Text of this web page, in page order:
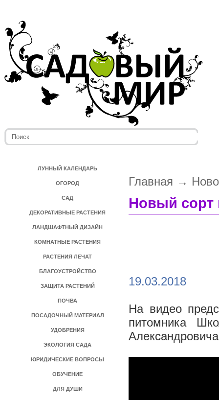
ЛУННЫЙ КАЛЕНДАРЬ
ОГОРОД
САД
ДЕКОРАТИВНЫЕ РАСТЕНИЯ
ЛАНДШАФТНЫЙ ДИЗАЙН
КОМНАТНЫЕ РАСТЕНИЯ
РАСТЕНИЯ ЛЕЧАТ
БЛАГОУСТРОЙСТВО
ЗАЩИТА РАСТЕНИЙ
ПОЧВА
ПОСАДОЧНЫЙ МАТЕРИАЛ
УДОБРЕНИЯ
ЭКОЛОГИЯ САДА
ЮРИДИЧЕСКИЕ ВОПРОСЫ
ОБУЧЕНИЕ
ДЛЯ ДУШИ
Главная →
Новый сорт
>
19.03.2018
На видео
питомника
Александровича